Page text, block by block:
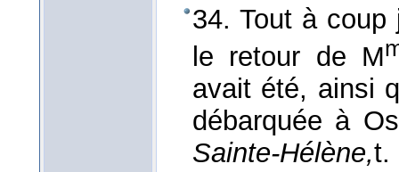
34. Tout à coup
le retour de M
avait été, ainsi
débarquée à
Sainte-Hélène,t.